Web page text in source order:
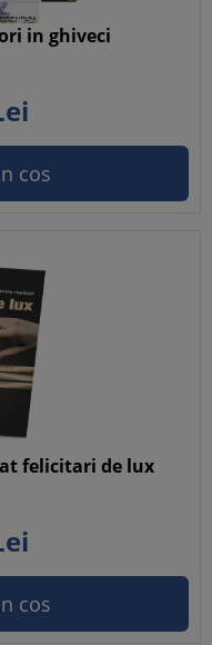
in ghiveci
cos
felicitari de lux
cos